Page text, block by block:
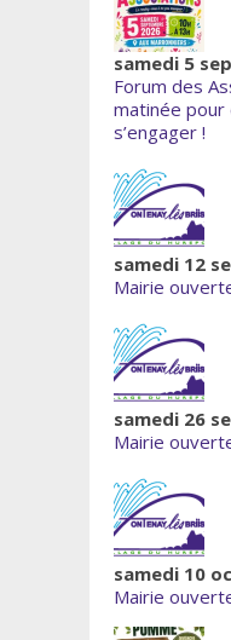
samedi 5
Forum des
matinée
s’engager !
samedi 12
Mairie
samedi 26
Mairie
samedi 10
Mairie